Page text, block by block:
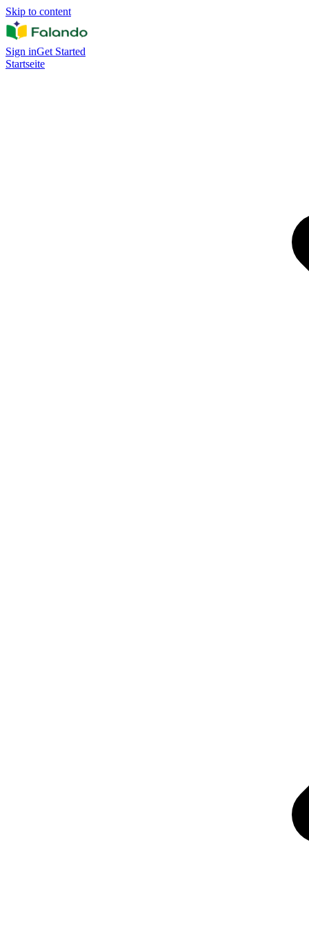
Skip to content
Sign inGet Started
Startseite